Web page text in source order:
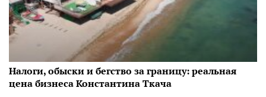
Налоги, обыски и бегство за границу: реальная
цена бизнеса Константина Ткача